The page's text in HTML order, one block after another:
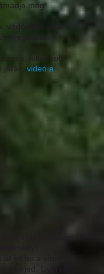
meg
védőoltás, amit a
megkaptak
felborzolt
járás, videó a
terjed. Gyorsan